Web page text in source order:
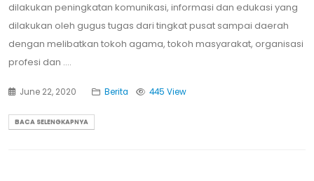
dilakukan peningkatan komunikasi, informasi dan edukasi yang
dilakukan oleh gugus tugas dari tingkat pusat sampai daerah
dengan melibatkan tokoh agama, tokoh masyarakat, organisasi
profesi dan ....
June 22, 2020 Berita 445 View
BACA SELENGKAPNYA